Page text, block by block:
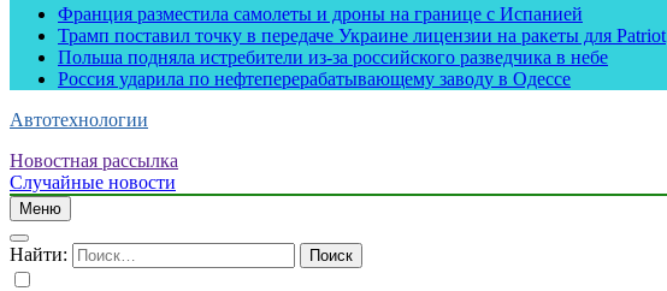
Франция разместила самолеты и дроны на границе с Испанией
Трамп поставил точку в передаче Украине лицензии на ракеты для Patriot
Польша подняла истребители из-за российского разведчика в небе
Россия ударила по нефтеперерабатывающему заводу в Одессе
Автотехнологии
Новостная рассылка
Случайные новости
Меню
Найти: